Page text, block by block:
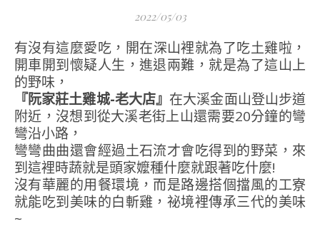
2022/05/03
有沒有這麼愛吃，開在深山裡就為了吃土雞啦，
開車開到懷疑人生，進退兩難，就是為了這山上
的野味，
『阮家莊土雞城-老大店』 在大溪金面山登山步道
附近，沒想到從大溪老街上山還需要20分鐘的彎
彎沿小路，
彎彎曲曲還會經過土石流才會吃得到的野菜，來
到這裡時蔬就是頭家嬤種什麼就跟著吃什麼!
沒有華麗的用餐環境，而是路邊搭個擋風的工寮
就能吃到美味的白斬雞，祕境裡傳承三代的美味
~